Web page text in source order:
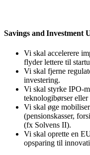
Savings and Investment
Vi skal accelerere
flyder lettere til
Vi skal fjerne
investering.
Vi skal styrke IPO-
teknologibørser eller
Vi skal øge
(pensionskasser,
(fx Solvens II).
Vi skal oprette en
opsparing til